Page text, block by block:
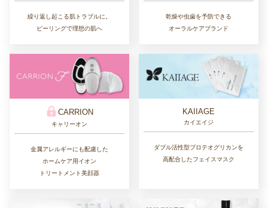
繰り返し起こる肌トラブルに。
ピーリングで理想の肌へ
乾燥や虫歯を予防できる
オーラルケアブランド
CARRION
キャリーオン
金属アレルギーにも配慮した
ホームケア用イオン
トリートメント美顔器
KAIIAGE
カイエイジ
ダブル活性型プロテオグリカンを
高配合したフェイスマスク